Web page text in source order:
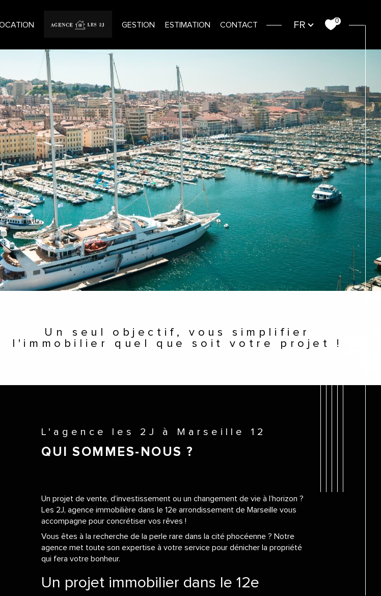
GESTION ESTIMATION CONTACT Langue
FR 0
Un seul objectif, vous simplifier
l'immobilier quel que soit votre projet !
L'agence les 2J à Marseille 12
QUI SOMMES-NOUS ?
Un projet de vente, d’investissement ou un changement de vie à l’horizon ?
Les 2J, agence immobilière dans le 12e arrondissement de Marseille vous
accompagne pour concrétiser vos rêves !
Vous êtes à la recherche de la perle rare dans la cité phocéenne ? Notre
agence met toute son expertise à votre service pour dénicher la propriété
qui fera votre bonheur.
Un projet immobilier dans le 12e